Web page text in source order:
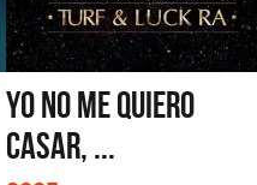
YO NO ME QUIERO
CASAR, ...